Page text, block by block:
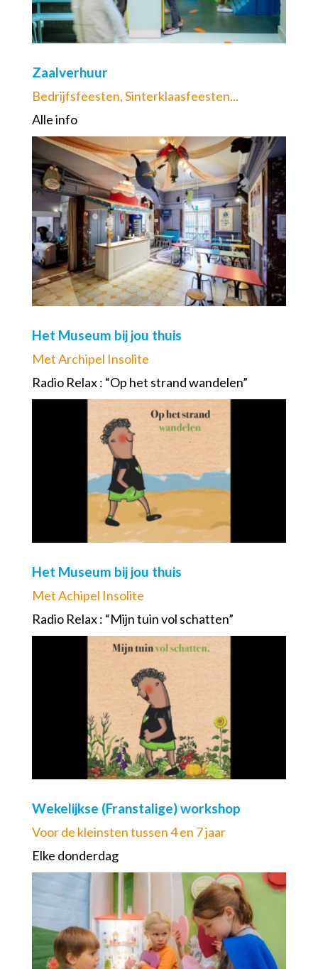
Zaalverhuur
Bedrijfsfeesten, Sinterklaasfeesten...
Alle info
Het Museum bij jou thuis
Met Archipel Insolite
Radio Relax : “Op het strand wandelen”
Het Museum bij jou thuis
Met Achipel Insolite
Radio Relax : “Mijn tuin vol schatten”
Wekelijkse (Franstalige) workshop
Voor de kleinsten tussen 4 en 7 jaar
Elke donderdag